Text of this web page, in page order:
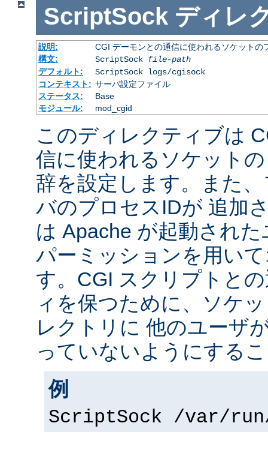
ScriptSock ディレ
説明:
CGI デーモンとの通信に使われるソケットの
構文:
ScriptSock file-path
デフォルト:
ScriptSock logs/cgisock
コンテキスト: サーバ設定ファイル
ステータス:
Base
モジュール:
mod_cgid
このディレクティブは
信に使われるソケット
辞を設定します。また
バのプロセスIDが 追加
は Apache が起動され
パーミッションを用い
す。CGI スクリプトと
ィを保つために、ソケ
レクトリに 他のユーザ
っていないようにする
例
ScriptSock /var/